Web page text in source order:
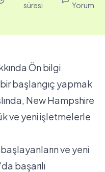
süresi
Yorum
Ön bilgi
bir başlangıç ​​yapmak
New Hampshire
ve yeni işletmelerle
ve yeni
başarılı